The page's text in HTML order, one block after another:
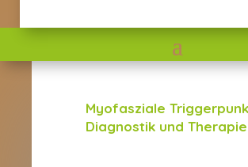
Myofasziale
Diagnostik und Therapie